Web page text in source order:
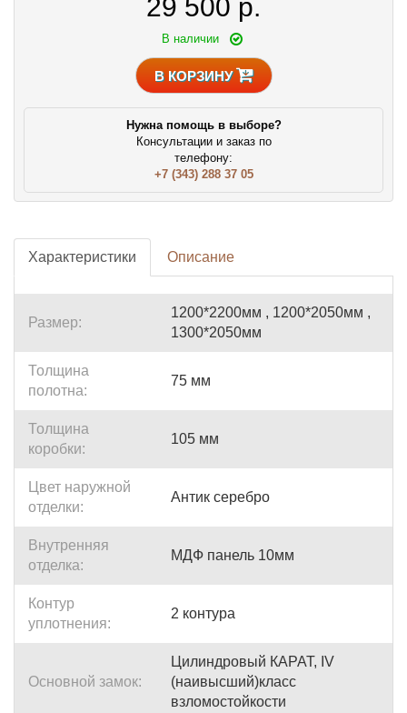
29 500 р.
В наличии
В КОРЗИНУ
Нужна помощь в выборе?
Консультации и заказ по
телефону:
+7 (343) 288 37 05
Характеристики Описание
Размер:
1200*2200мм , 1200*2050мм ,
1300*2050мм
Толщина
полотна:
75 мм
Толщина
коробки:
105 мм
Цвет наружной
отделки:
Антик серебро
Внутренняя
отделка:
МДФ панель 10мм
Контур
уплотнения:
2 контура
Основной замок:
Цилиндровый КАРАТ, IV
(наивысший)класс
взломостойкости